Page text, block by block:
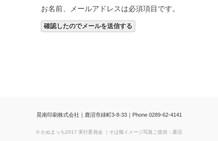
お名前、メールアドレスは必須項目です。
晃南印刷株式会社｜鹿沼市緑町3-8-33｜Phone 0289-62-4141
© かぬまっち2017 実行委員会 ｜そば畑イメージ写真ご提供：鹿沼